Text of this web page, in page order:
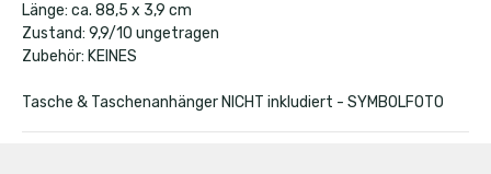
Länge: ca. 88,5 x 3,9 cm
Zustand: 9,9/10 ungetragen
Zubehör: KEINES
Tasche & Taschenanhänger NICHT inkludiert - SYMBOLFOTO